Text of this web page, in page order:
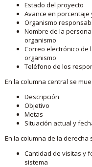
Estado del proyecto
Avance en
Organismo
Nombre de la
organismo
Correo electrónico de
organismo
Teléfono de los
En la columna central se
Descripción
Objetivo
Metas
Situación actual y
En la columna de la
Cantidad de visitas y
sistema